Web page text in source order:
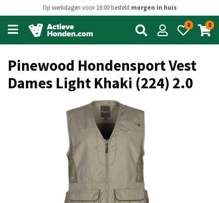
Op werkdagen voor 16:00 besteld morgen in huis
Open
main
menu
0 0
Pinewood Hondensport Vest
Dames Light Khaki (224) 2.0